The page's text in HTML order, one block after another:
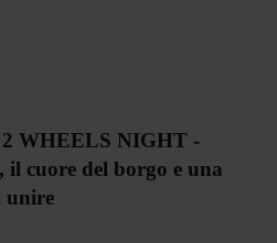
WHEELS NIGHT -
il cuore del borgo e una
unire